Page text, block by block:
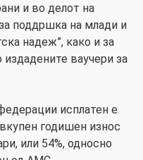
и во делот на
поддршка на млади и
надеж”, како и за
ваучери за
исплатен е
годишен износ
или 54%, односно